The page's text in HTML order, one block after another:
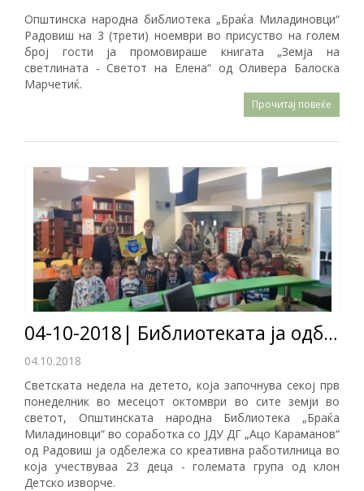
Општинска народна библиотека „Браќа Миладиновци“
Радовиш на 3 (трети) ноември во присуство на голем
број гости ја промовираше книгата „Земја на
светлината - Светот на Елена“ од Оливера Балоска
Марчетиќ.
Прочитај повеќе
04-10-2018| Библиотеката ја одбележа светската недела на детето
04.10.2018
Светската недела на детето, која започнува секој прв
понеделник во месецот октомври во сите земји во
светот, Општинската народна Библиотека „Браќа
Миладиновци“ во соработка со ЈДУ ДГ „Ацо Караманов“
од Радовиш ја одбележа со креативна работилница во
која учествуваа 23 деца - големата група од клон
Детско изворче.